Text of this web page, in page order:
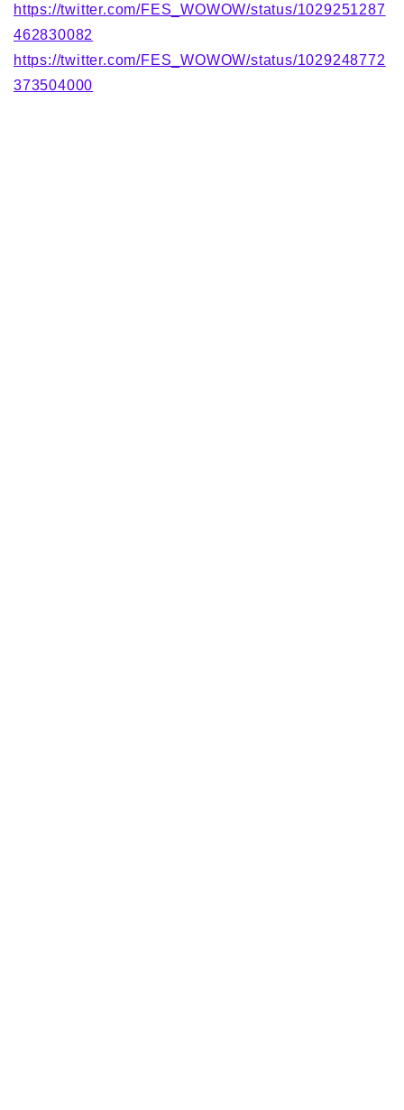
https://twitter.com/FES_WOWOW/status/1029251287
462830082
https://twitter.com/FES_WOWOW/status/1029248772
373504000